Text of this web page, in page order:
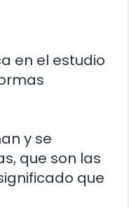
en el estudio
y se
que son las
que